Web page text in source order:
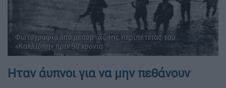
Φωτογραφία από ρεπορτάζ της περιπέτειας του
«Καλλιόπη» πριν 90 χρόνια
Ηταν άυπνοι για να μην πεθάνουν